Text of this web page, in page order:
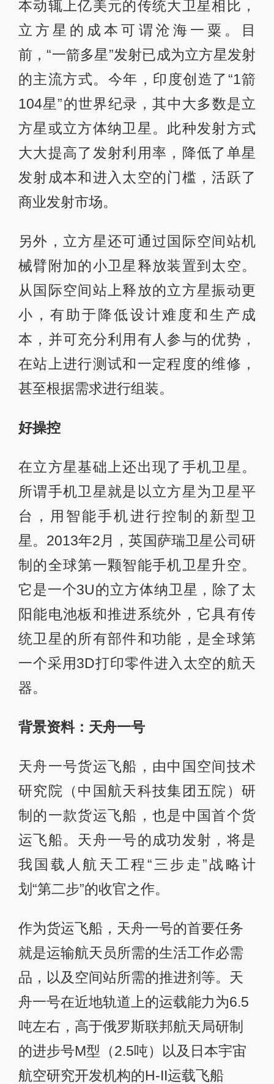
本动辄上亿美元的传统大卫星相比，
立方星的成本可谓沧海一粟。目
前，“一箭多星”发射已成为立方星发射
的主流方式。今年，印度创造了“1箭
104星”的世界纪录，其中大多数是立
方星或立方体纳卫星。此种发射方式
大大提高了发射利用率，降低了单星
发射成本和进入太空的门槛，活跃了
商业发射市场。
另外，立方星还可通过国际空间站机
械臂附加的小卫星释放装置到太空。
从国际空间站上释放的立方星振动更
小，有助于降低设计难度和生产成
本，并可充分利用有人参与的优势，
在站上进行测试和一定程度的维修，
甚至根据需求进行组装。
好操控
在立方星基础上还出现了手机卫星。
所谓手机卫星就是以立方星为卫星平
台，用智能手机进行控制的新型卫
星。2013年2月，英国萨瑞卫星公司研
制的全球第一颗智能手机卫星升空。
它是一个3U的立方体纳卫星，除了太
阳能电池板和推进系统外，它具有传
统卫星的所有部件和功能，是全球第
一个采用3D打印零件进入太空的航天
器。
背景资料：天舟一号
天舟一号货运飞船，由中国空间技术
研究院（中国航天科技集团五院）研
制的一款货运飞船，也是中国首个货
运飞船。天舟一号的成功发射，将是
我国载人航天工程“三步走”战略计
划“第二步”的收官之作。
作为货运飞船，天舟一号的首要任务
就是运输航天员所需的生活工作必需
品，以及空间站所需的推进剂等。天
舟一号在近地轨道上的运载能力为6.5
吨左右，高于俄罗斯联邦航天局研制
的进步号M型（2.5吨）以及日本宇宙
航空研究开发机构的H-II运载飞船